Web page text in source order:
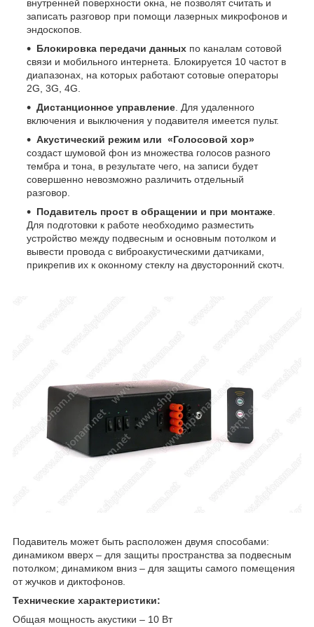
внутренней поверхности окна, не позволят считать и
записать разговор при помощи лазерных микрофонов и
эндоскопов.
Блокировка передачи данных по каналам сотовой
связи и мобильного интернета. Блокируется 10 частот в
диапазонах, на которых работают сотовые операторы
2G, 3G, 4G.
Дистанционное управление . Для удаленного
включения и выключения у подавителя имеется пульт.
Акустический режим или «Голосовой хор»
создаст шумовой фон из множества голосов разного
тембра и тона, в результате чего, на записи будет
совершенно невозможно различить отдельный
разговор.
Подавитель прост в обращении и при монтаже
Для подготовки к работе необходимо разместить
устройство между подвесным и основным потолком и
вывести провода с виброакустическими датчиками,
прикрепив их к оконному стеклу на двусторонний скотч.
Подавитель может быть расположен двумя способами:
динамиком вверх – для защиты пространства за подвесным
потолком; динамиком вниз – для защиты самого помещения
от жучков и диктофонов.
Технические характеристики:
Общая мощность акустики – 10 Вт